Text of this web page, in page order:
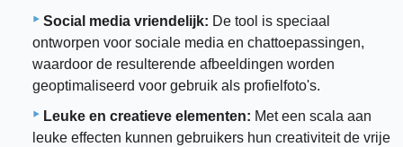
Social media vriendelijk: De tool is speciaal
ontworpen voor sociale media en chattoepassingen,
waardoor de resulterende afbeeldingen worden
geoptimaliseerd voor gebruik als profielfoto's.
Leuke en creatieve elementen: Met een scala aan
leuke effecten kunnen gebruikers hun creativiteit de vrije